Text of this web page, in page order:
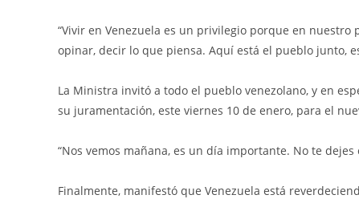
“Vivir en Venezuela es un privilegio porque en
opinar, decir lo que piensa. Aquí está el pueblo junto,
La Ministra invitó a todo el pueblo venezolano, y en
su juramentación, este viernes 10 de enero, para el
“Nos vemos mañana, es un día importante. No te
Finalmente, manifestó que Venezuela está